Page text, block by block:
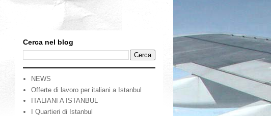
Cerca nel blog
NEWS
Offerte di lavoro per italiani a Istanbul
ITALIANI A ISTANBUL
I Quartieri di Istanbul